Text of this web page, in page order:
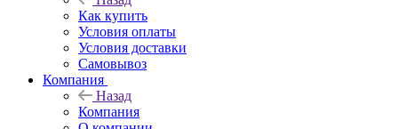
Как купить
Условия оплаты
Условия доставки
Самовывоз
Компания
Назад
Компания